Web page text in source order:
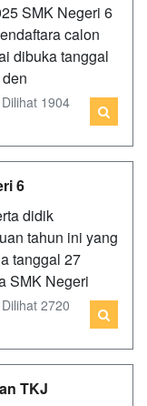
SMK Negeri 6
calon
dibuka tanggal
1904
6
didik
tahun ini yang
tanggal 27
SMK Negeri
2720
TKJ